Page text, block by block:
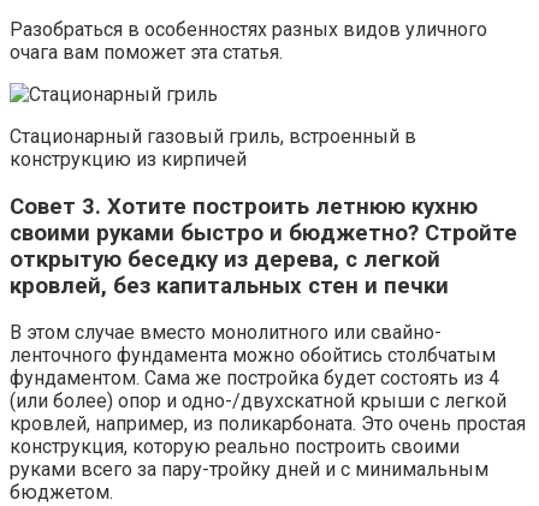
Разобраться в особенностях разных видов уличного
очага вам поможет эта статья.
Стационарный газовый гриль, встроенный в
конструкцию из кирпичей
Совет 3. Хотите построить летнюю кухню
своими руками быстро и бюджетно? Стройте
открытую беседку из дерева, с легкой
кровлей, без капитальных стен и печки
В этом случае вместо монолитного или свайно-
ленточного фундамента можно обойтись столбчатым
фундаментом. Сама же постройка будет состоять из 4
(или более) опор и одно-/двухскатной крыши с легкой
кровлей, например, из поликарбоната. Это очень простая
конструкция, которую реально построить своими
руками всего за пару-тройку дней и с минимальным
бюджетом.